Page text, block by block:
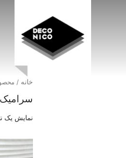
خانه /
نمایش یک